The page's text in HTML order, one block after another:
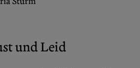
und Leid